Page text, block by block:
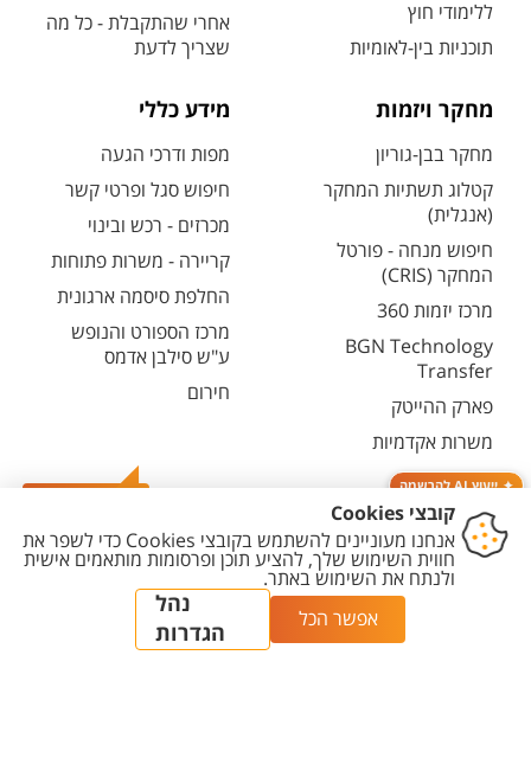
ייעוץ AI להרשמה
ללימודי חוץ
תוכניות בין-לאומיות
אחרי שהתקבלת - כל מה
שצריך לדעת
מחקר ויזמות
מחקר בבן-גוריון
קטלוג תשתיות המחקר
(אנגלית)
חיפוש מנחה - פורטל
המחקר (CRIS)
מרכז יזמות 360
BGN Technology
Transfer
פארק ההייטק
משרות אקדמיות
מידע כללי
מפות ודרכי הגעה
חיפוש סגל ופרטי קשר
מכרזים - רכש ובינוי
קריירה - משרות פתוחות
החלפת סיסמה ארגונית
מרכז הספורט והנופש
ע"ש סילבן אדמס
חירום
נגישות
מדיניות
מדיניות עריכת
תוכן